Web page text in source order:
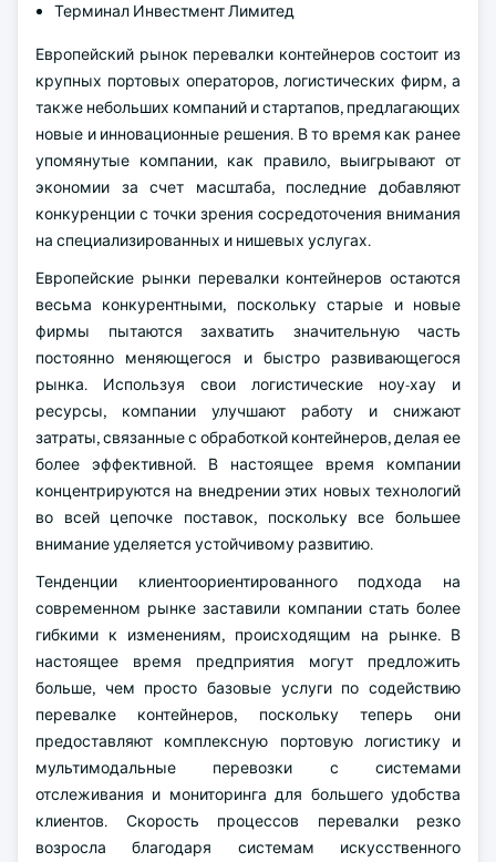
Терминал Инвестмент Лимитед
Европейский рынок перевалки контейнеров состоит из
крупных портовых операторов, логистических фирм, а
также небольших компаний и стартапов, предлагающих
новые и инновационные решения. В то время как ранее
упомянутые компании, как правило, выигрывают от
экономии за счет масштаба, последние добавляют
конкуренции с точки зрения сосредоточения внимания
на специализированных и нишевых услугах.
Европейские рынки перевалки контейнеров остаются
весьма конкурентными, поскольку старые и новые
фирмы пытаются захватить значительную часть
постоянно меняющегося и быстро развивающегося
рынка. Используя свои логистические ноу-хау и
ресурсы, компании улучшают работу и снижают
затраты, связанные с обработкой контейнеров, делая ее
более эффективной. В настоящее время компании
концентрируются на внедрении этих новых технологий
во всей цепочке поставок, поскольку все большее
внимание уделяется устойчивому развитию.
Тенденции клиентоориентированного подхода на
современном рынке заставили компании стать более
гибкими к изменениям, происходящим на рынке. В
настоящее время предприятия могут предложить
больше, чем просто базовые услуги по содействию
перевалке контейнеров, поскольку теперь они
предоставляют комплексную портовую логистику и
мультимодальные перевозки с системами
отслеживания и мониторинга для большего удобства
клиентов. Скорость процессов перевалки резко
возросла благодаря системам искусственного